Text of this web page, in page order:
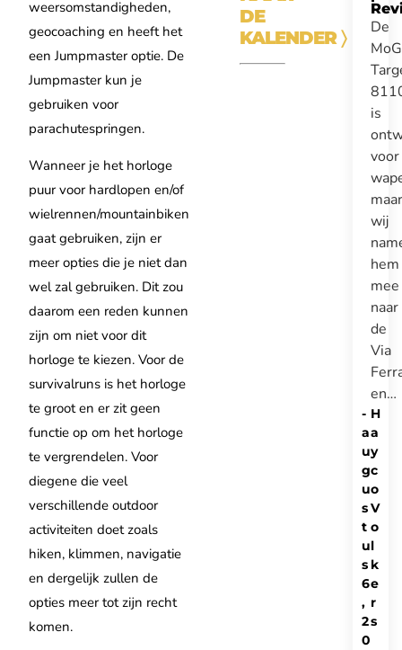
weersomstandigheden,
geocoaching en heeft het
een Jumpmaster optie. De
Jumpmaster kun je
gebruiken voor
parachutespringen.
Wanneer je het horloge
puur voor hardlopen en/of
wielrennen/mountainbiken
gaat gebruiken, zijn er
meer opties die je niet dan
wel zal gebruiken. Dit zou
daarom een reden kunnen
zijn om niet voor dit
horloge te kiezen. Voor de
survivalruns is het horloge
te groot en er zit geen
functie op om het horloge
te vergrendelen. Voor
diegene die veel
verschillende outdoor
activiteiten doet zoals
hiken, klimmen, navigatie
en dergelijk zullen de
opties meer tot zijn recht
komen.
DE
KALENDER〉
De
MoG
is
voor
maar
wij
hem
mee
naar
de
Via
en…
H
a
y
c
o
V
o
l
k
e
r
s
-
a
u
g
u
s
t
u
s
6
,
2
0